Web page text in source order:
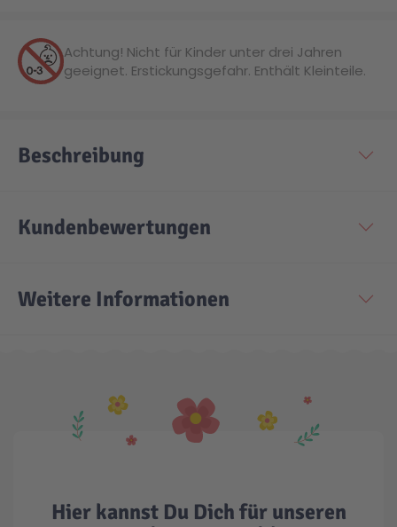
Achtung! Nicht für Kinder unter drei Jahren
geeignet. Erstickungsgefahr. Enthält Kleinteile.
Beschreibung
Kundenbewertungen
Weitere Informationen
Hier kannst Du Dich für unseren